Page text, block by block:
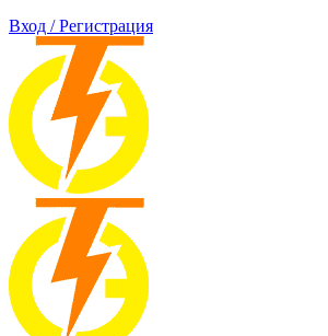
Вход / Регистрация